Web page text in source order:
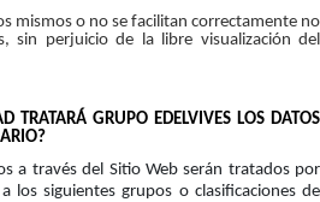
mismos o no se facilitan correctamente no
sin perjuicio de la libre visualización del
TRATARÁ GRUPO EDELVIVES LOS DATOS
a través del Sitio Web serán tratados por
a los siguientes grupos o clasificaciones de